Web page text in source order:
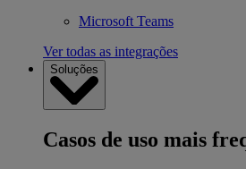
Microsoft Teams
Ver todas as integrações
Soluções
Casos de uso mais